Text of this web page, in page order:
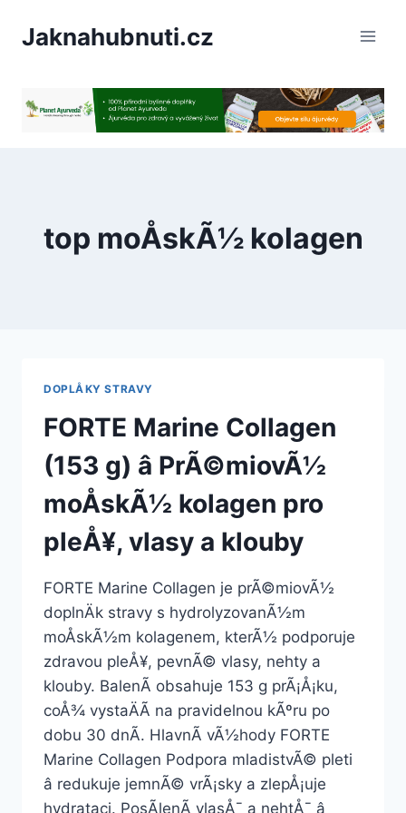
Jaknahubnuti.cz
top moÅskÃ½ kolagen
DOPLÅKY STRAVY
FORTE Marine Collagen
(153 g) â PrÃ©miovÃ½
moÅskÃ½ kolagen pro
pleÅ¥, vlasy a klouby
FORTE Marine Collagen je prÃ©miovÃ½
doplnÄk stravy s hydrolyzovanÃ½m
moÅskÃ½m kolagenem, kterÃ½ podporuje
zdravou pleÅ¥, pevnÃ© vlasy, nehty a
klouby. BalenÃ­ obsahuje 153 g prÃ¡Å¡ku,
coÅ¾ vystaÄÃ­ na pravidelnou kÃºru po
dobu 30 dnÃ­. HlavnÃ­ vÃ½hody FORTE
Marine Collagen Podpora mladistvÃ© pleti
â redukuje jemnÃ© vrÃ¡sky a zlepÅ¡uje
hydrataci. PosÃ­lenÃ­ vlasÅ¯ a nehtÅ¯ â